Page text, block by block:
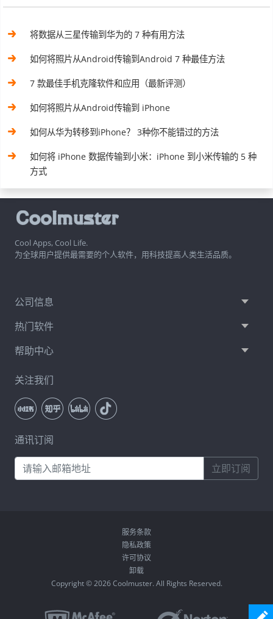
将数据从三星传输到华为的 7 种有用方法
如何将照片从Android传输到Android 7 种最佳方法
7 款最佳手机克隆软件和应用（最新评测）
如何将照片从Android传输到 iPhone
如何从华为转移到iPhone？ 3种你不能错过的方法
如何将 iPhone 数据传输到小米：iPhone 到小米传输的 5 种
方式
Cool Apps, Cool Life.
为全球用户提供最需要的个人软件，用科技提高人类生活品质。
公司信息
热门软件
帮助中心
关注我们
通讯订阅
立即订阅
服务条款
隐私政策
许可协议
卸载
Copyright © 2026 Coolmuster. All Rights Reserved.